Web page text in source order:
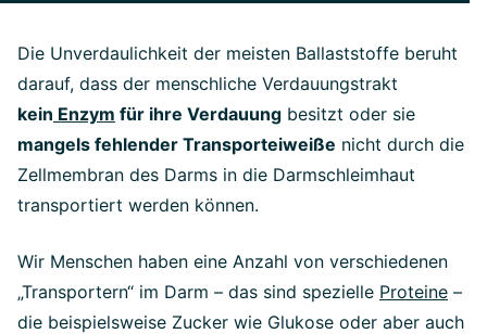
Die Unverdaulichkeit der meisten Ballaststoffe beruht
darauf, dass der menschliche Verdauungstrakt
kein Enzym für ihre Verdauung besitzt oder sie
mangels fehlender Transporteiweiße nicht durch die
Zellmembran des Darms in die Darmschleimhaut
transportiert werden können.
Wir Menschen haben eine Anzahl von verschiedenen
„Transportern“ im Darm – das sind spezielle Proteine –
die beispielsweise Zucker wie Glukose oder aber auch